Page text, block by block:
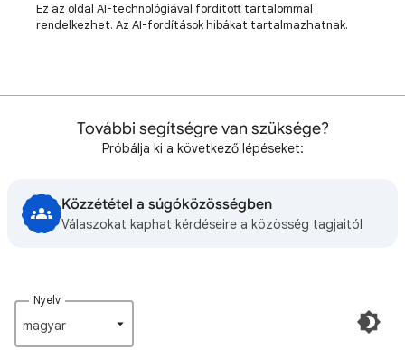
Ez az oldal AI-technológiával fordított tartalommal
rendelkezhet. Az AI-fordítások hibákat tartalmazhatnak.
További segítségre van szüksége?
Próbálja ki a következő lépéseket:
Közzététel a súgóközösségben
Válaszokat kaphat kérdéseire a közösség tagjaitól
Nyelv
magyar‎